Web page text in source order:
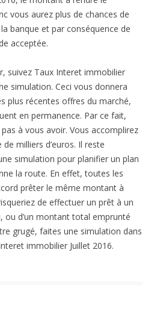
vous aurez plus de chances de
banque et par conséquence de
acceptée.
suivez Taux Interet immobilier
simulation. Ceci vous donnera
plus récentes offres du marché,
en permanence. Par ce fait,
à vous avoir. Vous accomplirez
milliers d’euros. Il reste
simulation pour planifier un plan
la route. En effet, toutes les
prêter le même montant à
de effectuer un prêt à un
ou d’un montant total emprunté
grugé, faites une simulation dans
immobilier Juillet 2016.